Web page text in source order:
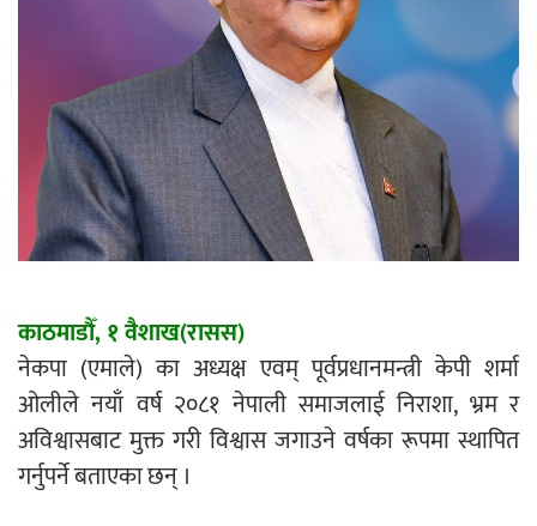
एम्बुलेन्सको उपहार भारत र नेपालबीचको निकै
बलियो र जीवन्त विकास साझेदारीको एक
हिस्सा : नियोग उपप्रमुख श्रीवास्तव
प्रेस काउन्सिल सदस्य नियुक्तिमा विभेद भयो :
जनमत पत्रकार संघ
काठमाडौँ, १ वैशाख(रासस)
नेकपा (एमाले) का अध्यक्ष एवम् पूर्वप्रधानमन्त्री केपी शर्मा
ओलीले नयाँ वर्ष २०८१ नेपाली समाजलाई निराशा, भ्रम र
अविश्वासबाट मुक्त गरी विश्वास जगाउने वर्षका रूपमा स्थापित
गर्नुपर्ने बताएका छन् ।